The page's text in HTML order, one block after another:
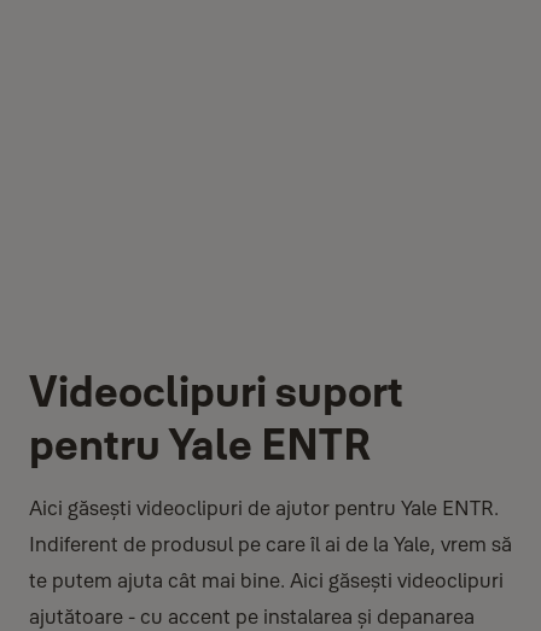
Videoclipuri suport
pentru Yale ENTR
Aici găsești videoclipuri de ajutor pentru Yale ENTR.
Indiferent de produsul pe care îl ai de la Yale, vrem să
te putem ajuta cât mai bine. Aici găsești videoclipuri
ajutătoare - cu accent pe instalarea și depanarea